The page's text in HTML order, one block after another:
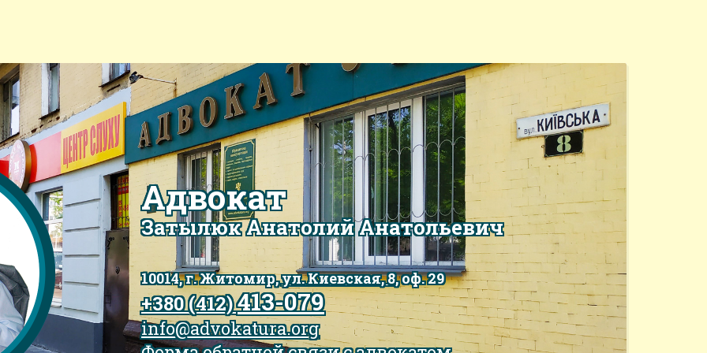
Адвокат
Затылюк Анатолий Анатольевич
10014, г.Житомир,ул.Киевская, 8, оф. 29
+380 (412)413-079
info@advokatura.org